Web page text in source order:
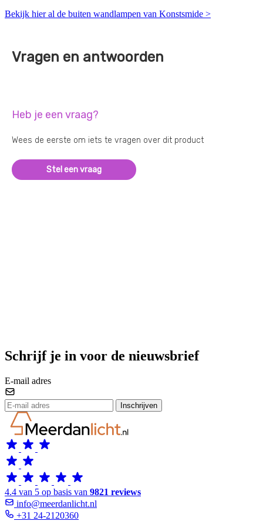
Bekijk hier al de buiten wandlampen van Konstsmide >
Vragen en antwoorden
Heb je een vraag?
Wees de eerste om iets te vragen over dit product
Stel een vraag
Schrijf je in voor de nieuwsbrief
E-mail adres
Inschrijven
4.4 van 5 op basis van 9821 reviews
info@meerdanlicht.nl
+31 24-2120360